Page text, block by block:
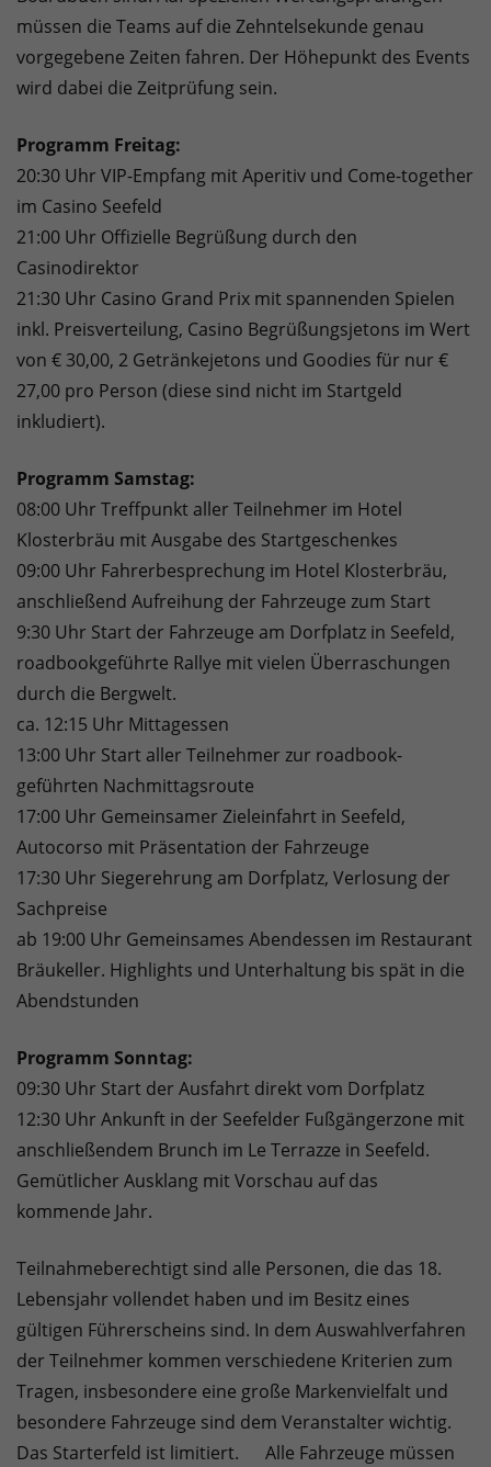
müssen die Teams auf die Zehntelsekunde genau
vorgegebene Zeiten fahren. Der Höhepunkt des Events
wird dabei die Zeitprüfung sein.
Programm Freitag:
20:30 Uhr VIP-Empfang mit Aperitiv und Come-together
im Casino Seefeld
21:00 Uhr Offizielle Begrüßung durch den
Casinodirektor
21:30 Uhr Casino Grand Prix mit spannenden Spielen
inkl. Preisverteilung, Casino Begrüßungsjetons im Wert
von € 30,00, 2 Getränkejetons und Goodies für nur €
27,00 pro Person (diese sind nicht im Startgeld
inkludiert).
Programm Samstag:
08:00 Uhr Treffpunkt aller Teilnehmer im Hotel
Klosterbräu mit Ausgabe des Startgeschenkes
09:00 Uhr Fahrerbesprechung im Hotel Klosterbräu,
anschließend Aufreihung der Fahrzeuge zum Start
9:30 Uhr Start der Fahrzeuge am Dorfplatz in Seefeld,
roadbookgeführte Rallye mit vielen Überraschungen
durch die Bergwelt.
ca. 12:15 Uhr Mittagessen
13:00 Uhr Start aller Teilnehmer zur roadbook-
geführten Nachmittagsroute
17:00 Uhr Gemeinsamer Zieleinfahrt in Seefeld,
Autocorso mit Präsentation der Fahrzeuge
17:30 Uhr Siegerehrung am Dorfplatz, Verlosung der
Sachpreise
ab 19:00 Uhr Gemeinsames Abendessen im Restaurant
Bräukeller. Highlights und Unterhaltung bis spät in die
Abendstunden
Programm Sonntag:
09:30 Uhr Start der Ausfahrt direkt vom Dorfplatz
12:30 Uhr Ankunft in der Seefelder Fußgängerzone mit
anschließendem Brunch im Le Terrazze in Seefeld.
Gemütlicher Ausklang mit Vorschau auf das
kommende Jahr.
Teilnahmeberechtigt sind alle Personen, die das 18.
Lebensjahr vollendet haben und im Besitz eines
gültigen Führerscheins sind. In dem Auswahlverfahren
der Teilnehmer kommen verschiedene Kriterien zum
Tragen, insbesondere eine große Markenvielfalt und
besondere Fahrzeuge sind dem Veranstalter wichtig.
Das Starterfeld ist limitiert. Alle Fahrzeuge müssen